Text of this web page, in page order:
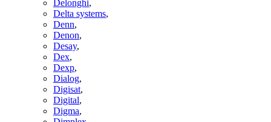
Delonghi,
Delta systems,
Denn,
Denon,
Desay,
Dex,
Dexp,
Dialog,
Digisat,
Digital,
Digma,